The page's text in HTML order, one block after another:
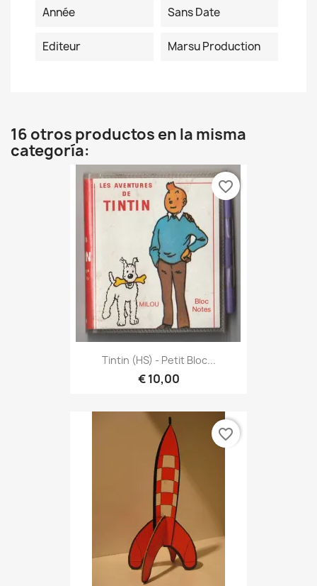
Année Sans Date
Editeur Marsu Production
16 otros productos en la misma
categoría:
Tintin (HS) - Petit Bloc...
€ 10,00
favorite_border
favorite_border